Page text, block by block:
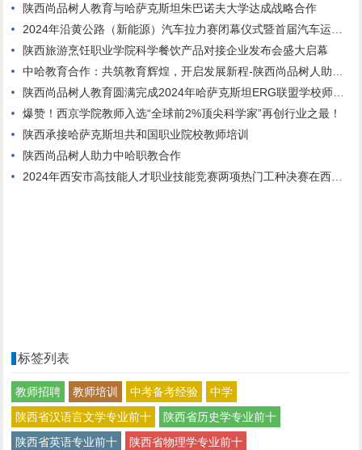
陕西尚品树人教育与哈萨克斯坦朱巴诺夫大学达成战略合作
2024年沿黄公路（新能源）汽车拉力赛闭幕仪式暨首届汽车运动文体旅产业发展大会在西安汽车职业大学临潼校区举行
陕西旅游烹饪职业学院科学餐饮产品对接企业发布会盛大启幕
中哈教育合作：共筑教育辉煌，开启发展新程-陕西尚品树人助添光彩
陕西尚品树人教育圆满完成2024年哈萨克斯坦ERG联盟学校师生团队来华培训
爆赞！西京学院教师入选“全球前2%顶尖科学家”再创行业之最！
陕西承接哈萨克斯坦共和国职业院校教师培训
陕西尚品树人助力中哈职教合作
2024年西安市高技能人才职业技能竞赛两项热门工种决赛在西安高新技师学院顺利举行
标签列表
教师招聘 教师培训 中考备考经验
中学
陕西省汉语言文学专业前十
陕西省历史学专业前十
陕西省英语专业前十
陕西省物理学专业前十